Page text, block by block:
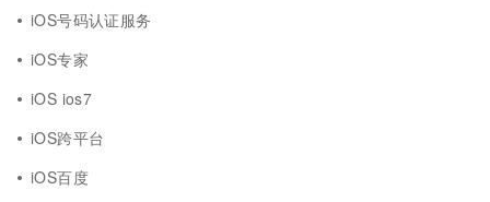
iOS号码认证服务
iOS专家
iOS ios7
iOS跨平台
iOS百度